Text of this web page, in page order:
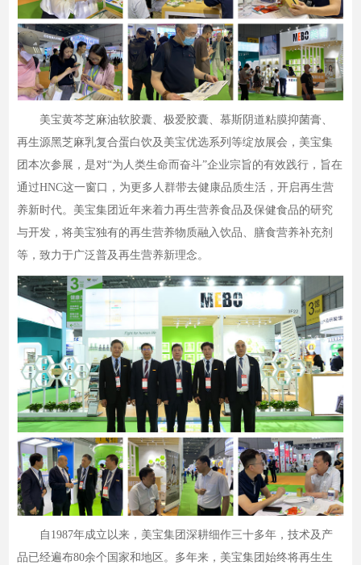
美宝黄芩芝麻油软胶囊、极爱胶囊、慕斯阴道粘膜抑菌膏、
再生源黑芝麻乳复合蛋白饮及美宝优选系列等绽放展会，美宝集
团本次参展，是对“为人类生命而奋斗”企业宗旨的有效践行，旨在
通过HNC这一窗口，为更多人群带去健康品质生活，开启再生营
养新时代。美宝集团近年来着力再生营养食品及保健食品的研究
与开发，将美宝独有的再生营养物质融入饮品、膳食营养补充剂
等，致力于广泛普及再生营养新理念。
自1987年成立以来，美宝集团深耕细作三十多年，技术及产
品已经遍布80余个国家和地区。多年来，美宝集团始终将再生生